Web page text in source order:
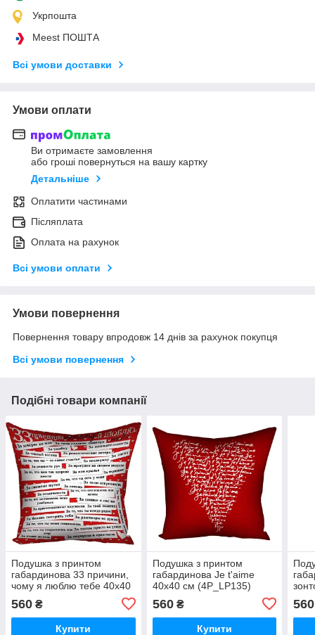
Укрпошта
Meest ПОШТА
Всі умови доставки
Умови оплати
Ви отримаєте замовлення
або гроші повернуться на вашу картку
Детальніше
Оплатити частинами
Післяплата
Оплата на рахунок
Всі умови оплати
Умови повернення
Повернення товару впродовж 14 днів за рахунок покупця
Всі умови повернення
Подібні товари компанії
Подушка з принтом
габардинова 33 причини,
чому я люблю тебе 40x40
560 ₴
Купити
Подушка з принтом
габардинова Je t'aime
40x40 см (4P_LP135)
560₴
Купити
560